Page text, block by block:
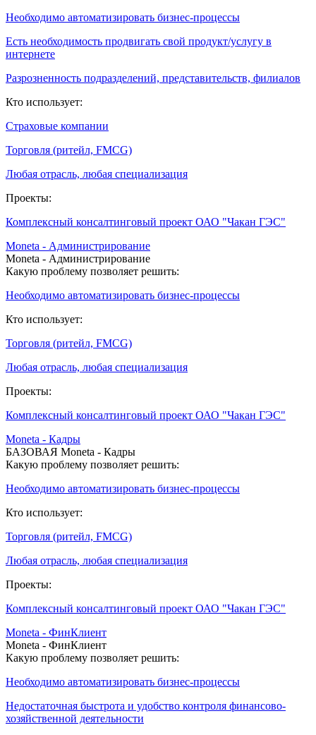
Необходимо автоматизировать бизнес-процессы
Есть необходимость продвигать свой продукт/услугу в
интернете
Разрозненность подразделений, представительств, филиалов
Кто использует:
Страховые компании
Торговля (ритейл, FMCG)
Любая отрасль, любая специализация
Проекты:
Комплексный консалтинговый проект ОАО "Чакан ГЭС"
Moneta - Администрирование
Moneta - Администрирование
Какую проблему позволяет решить:
Необходимо автоматизировать бизнес-процессы
Кто использует:
Торговля (ритейл, FMCG)
Любая отрасль, любая специализация
Проекты:
Комплексный консалтинговый проект ОАО "Чакан ГЭС"
Moneta - Кадры
БАЗОВАЯ Moneta - Кадры
Какую проблему позволяет решить:
Необходимо автоматизировать бизнес-процессы
Кто использует:
Торговля (ритейл, FMCG)
Любая отрасль, любая специализация
Проекты:
Комплексный консалтинговый проект ОАО "Чакан ГЭС"
Moneta - ФинКлиент
Moneta - ФинКлиент
Какую проблему позволяет решить:
Необходимо автоматизировать бизнес-процессы
Недостаточная быстрота и удобство контроля финансово-
хозяйственной деятельности